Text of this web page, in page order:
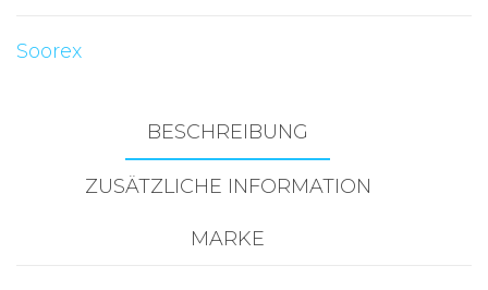
Soorex
BESCHREIBUNG
ZUSÄTZLICHE INFORMATION
MARKE